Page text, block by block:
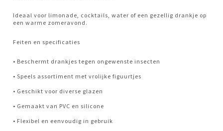
Ideaal voor limonade, cocktails, water of een gezellig drankje op
een warme zomeravond.
Feiten en specificaties
• Beschermt drankjes tegen ongewenste insecten
• Speels assortiment met vrolijke figuurtjes
• Geschikt voor diverse glazen
• Gemaakt van PVC en silicone
• Flexibel en eenvoudig in gebruik